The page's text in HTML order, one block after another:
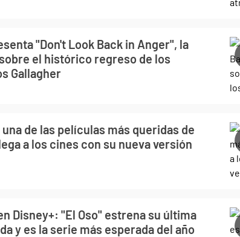
"Don't Look Back in Anger", la
el histórico regreso de los
Gallagher
una de las películas más queridas de
a los cines con su nueva versión
Disney+: "El Oso" estrena su última
y es la serie más esperada del año